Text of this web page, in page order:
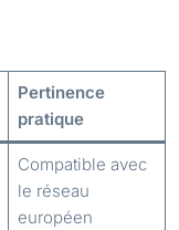
Pertinence
pratique
Compatible avec
le réseau
européen